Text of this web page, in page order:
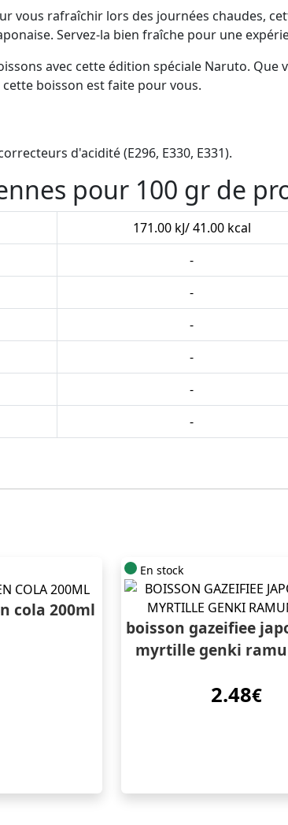
vous rafraîchir lors des journées chaudes,
Servez-la bien fraîche pour une
avec cette édition spéciale Naruto. Que
boisson est faite pour vous.
d'acidité (E296, E330, E331).
pour 100 gr de
171.00 kJ/ 41.00 kcal
-
-
-
-
-
-
cola 200ml
En stock
boisson gazeifiee
myrtille genki
2.48€